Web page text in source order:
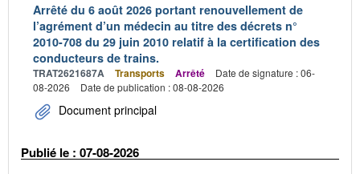
Arrêté du 6 août 2026 portant renouvellement de
l’agrément d’un médecin au titre des décrets n°
2010-708 du 29 juin 2010 relatif à la certification des
conducteurs de trains.
TRAT2621687A Transports Arrêté
Date de signature : 06-
08-2026
Date de publication : 08-08-2026
Document principal
Publié le : 07-08-2026